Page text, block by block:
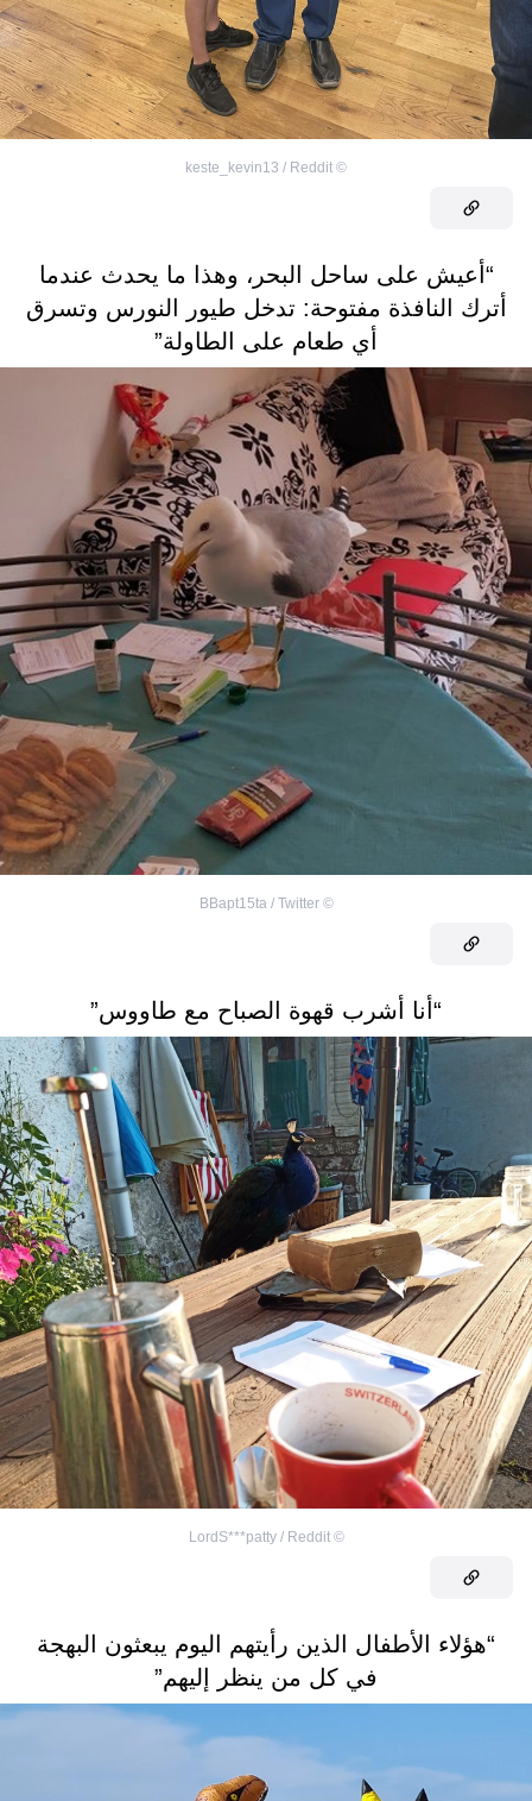
©
keste_kevin13 / Reddit
“أعيش على ساحل البحر، وهذا ما يحدث عندما
أترك النافذة مفتوحة: تدخل طيور النورس وتسرق
أي طعام على الطاولة”
©
BBapt15ta / Twitter
“أنا أشرب قهوة الصباح مع طاووس”
©
LordS***patty ​/ Reddit
“هؤلاء الأطفال الذين رأيتهم اليوم يبعثون البهجة
في كل من ينظر إليهم”